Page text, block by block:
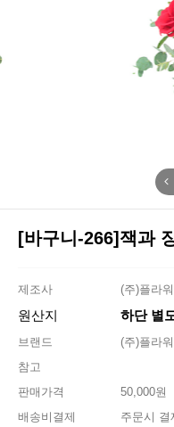
[바구니-266]잭과
제조사 (주)플라
원산지 하단 별
브랜드
(주)플라
참고
판매가격
50,000원
배송비결제
주문시 결